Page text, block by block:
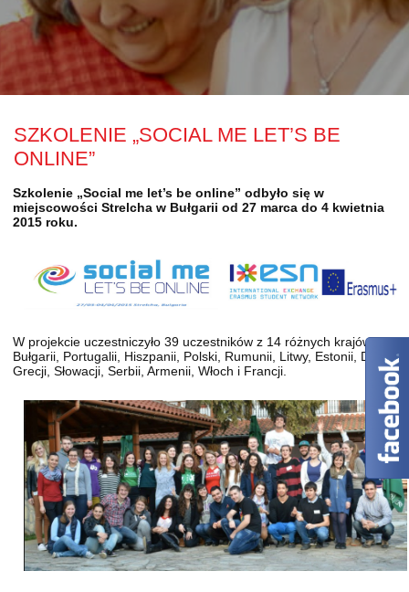
SZKOLENIE „SOCIAL ME LET’S BE
ONLINE”
Szkolenie „Social me let’s be online” odbyło się w
miejscowości Strelcha w Bułgarii od 27 marca do 4 kwietnia
2015 roku.
W projekcie uczestniczyło 39 uczestników z 14 różnych krajów:
Bułgarii, Portugalii, Hiszpanii, Polski, Rumunii, Litwy, Estonii, Danii,
Grecji, Słowacji, Serbii, Armenii, Włoch i Francji.